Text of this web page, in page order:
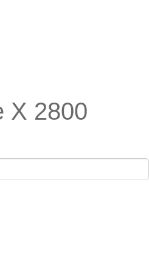
X 2800